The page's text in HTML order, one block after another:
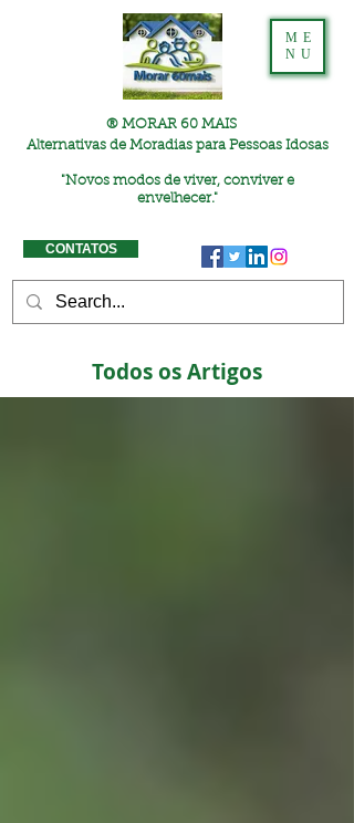
® MORAR 60 MAIS
Alternativas de Moradias para Pessoas Idosas
"Novos modos de viver, conviver e
envelhecer."
ME
NU
CONTATOS
Todos os Artigos